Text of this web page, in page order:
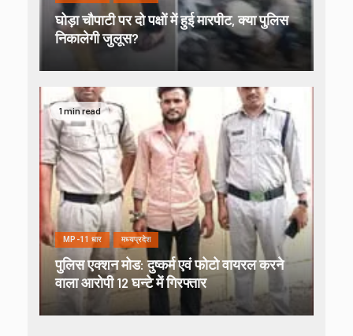
घोड़ा चौपाटी पर दो पक्षों में हुई मारपीट, क्या पुलिस
निकालेगी जुलूस?
1 min read
MP-11 धार मध्यप्रदेश
पुलिस एक्शन मोड: दुष्कर्म एवं फोटो वायरल करने
वाला आरोपी 12 घन्टे में गिरफ्तार